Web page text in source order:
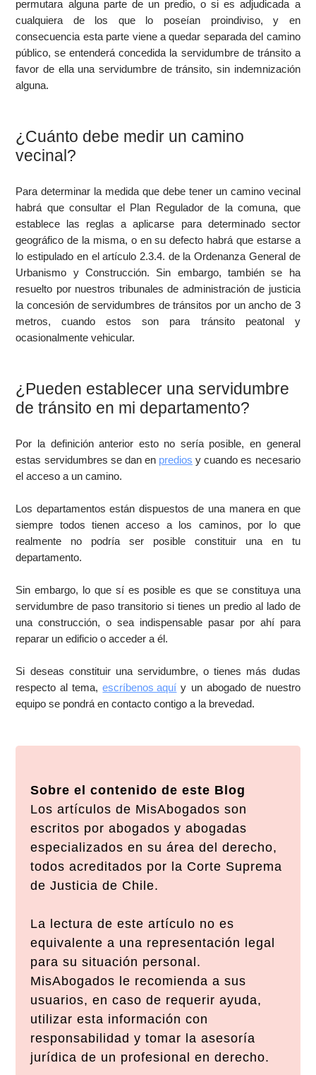
permutara alguna parte de un predio, o si es adjudicada a
cualquiera de los que lo poseían proindiviso, y en
consecuencia esta parte viene a quedar separada del camino
público, se entenderá concedida la servidumbre de tránsito a
favor de ella una servidumbre de tránsito, sin indemnización
alguna.
¿Cuánto debe medir un camino
vecinal?
Para determinar la medida que debe tener un camino vecinal
habrá que consultar el Plan Regulador de la comuna, que
establece las reglas a aplicarse para determinado sector
geográfico de la misma, o en su defecto habrá que estarse a
lo estipulado en el artículo 2.3.4. de la Ordenanza General de
Urbanismo y Construcción. Sin embargo, también se ha
resuelto por nuestros tribunales de administración de justicia
la concesión de servidumbres de tránsitos por un ancho de 3
metros, cuando estos son para tránsito peatonal y
ocasionalmente vehicular.
¿Pueden establecer una servidumbre
de tránsito en mi departamento?
Por la definición anterior esto no sería posible, en general
estas servidumbres se dan en predios y cuando es necesario
el acceso a un camino.
Los departamentos están dispuestos de una manera en que
siempre todos tienen acceso a los caminos, por lo que
realmente no podría ser posible constituir una en tu
departamento.
Sin embargo, lo que sí es posible es que se constituya una
servidumbre de paso transitorio si tienes un predio al lado de
una construcción, o sea indispensable pasar por ahí para
reparar un edificio o acceder a él.
Si deseas constituir una servidumbre, o tienes más dudas
respecto al tema,escríbenos aquí y un abogado de nuestro
equipo se pondrá en contacto contigo a la brevedad.
Sobre el contenido de este Blog
Los artículos de MisAbogados son
escritos por abogados y abogadas
especializados en su área del derecho,
todos acreditados por la Corte Suprema
de Justicia de Chile.
La lectura de este artículo no es
equivalente a una representación legal
para su situación personal.
MisAbogados le recomienda a sus
usuarios, en caso de requerir ayuda,
utilizar esta información con
responsabilidad y tomar la asesoría
jurídica de un profesional en derecho.